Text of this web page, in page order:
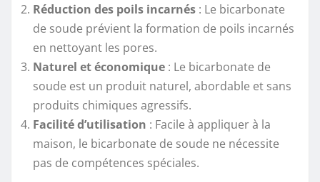
Réduction des poils incarnés : Le bicarbonate
de soude prévient la formation de poils incarnés
en nettoyant les pores.
Naturel et économique : Le bicarbonate de
soude est un produit naturel, abordable et sans
produits chimiques agressifs.
Facilité d’utilisation : Facile à appliquer à la
maison, le bicarbonate de soude ne nécessite
pas de compétences spéciales.